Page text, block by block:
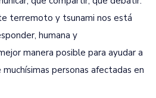
terremoto y tsunami nos está
humana y
manera posible para ayudar a
personas afectadas en